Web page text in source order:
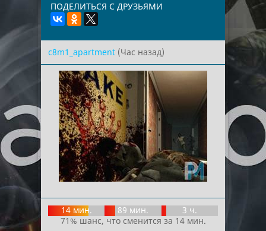
ПОДЕЛИТЬСЯ С ДРУЗЬЯМИ
c8m1_apartment (Час назад)
14 мин. 89 мин.
3 ч.
71% шанс, что сменится за 14 мин.